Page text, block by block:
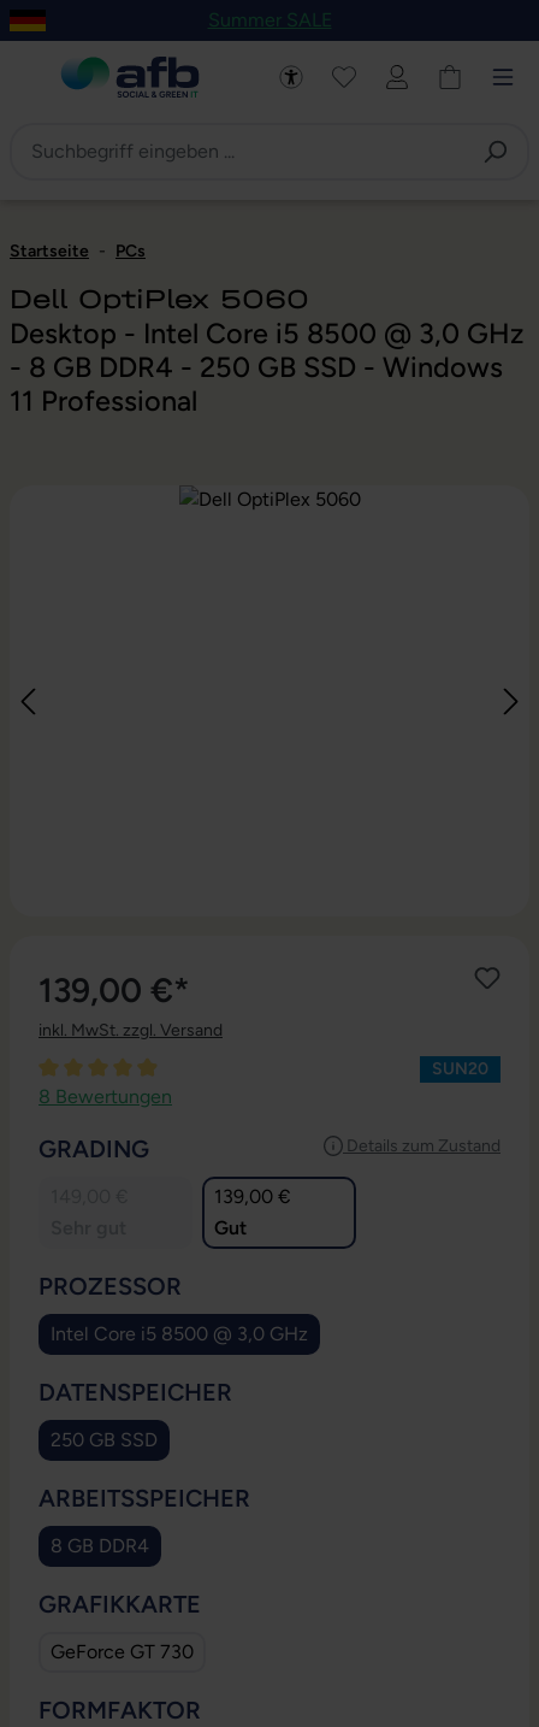
Hauptinhalt springen
Zur Navigation der B2B-Plattform springen
Summer SALE
Startseite - PCs
Dell OptiPlex 5060
Desktop - Intel Core i5 8500 @ 3,0 GHz
- 8 GB DDR4 - 250 GB SSD - Windows
11 Professional
Bildergalerie überspringen
139,00 €*
inkl. MwSt. zzgl. Versand
Durchschnittliche Bewertung von 4.88 von 5 Sternen
8 Bewertungen
SUN20
Details zum Zustand
GRADING
139,00 €
Gut
PROZESSOR
Intel Core i5 8500 @ 3,0 GHz
DATENSPEICHER
250 GB SSD
ARBEITSSPEICHER
8 GB DDR4
GRAFIKKARTE
GeForce GT 730
FORMFAKTOR